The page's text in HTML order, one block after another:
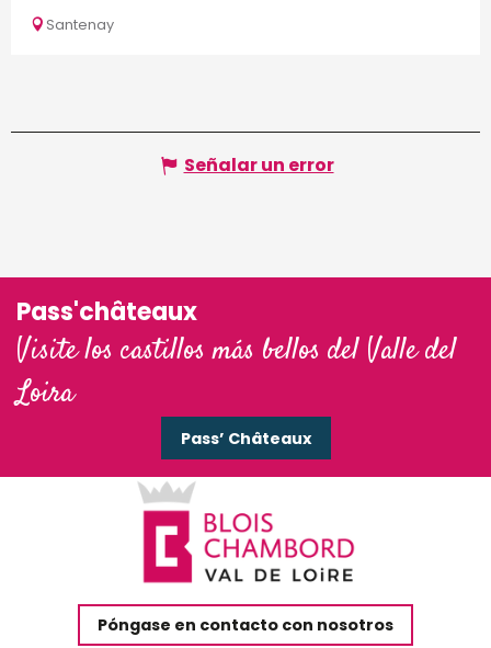
Santenay
Señalar un error
Pass'châteaux
Visite los castillos más bellos del Valle del
Loira
Pass’ Châteaux
Póngase en contacto con nosotros